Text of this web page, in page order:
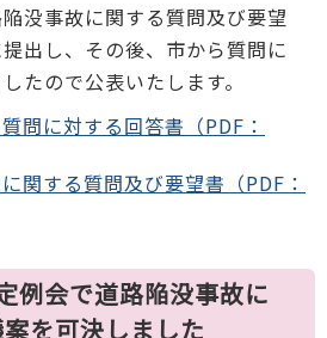
没事故に関する質問及び要望
出し、その後、市から質問に
たので公表いたします。
問に対する回答書（PDF：
関する質問及び要望書（PDF：
例会で道路陥没事故に
を可決しました